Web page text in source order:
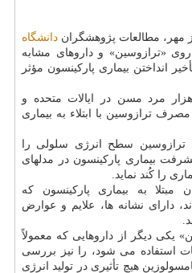
مهر، مطالعات پژوهشگران دانشگاه
«ترازوسین» و داروهای مشابه
انداختن بیماری پارکینسون مؤثر
داده های حدود ۳۰۰ هزار مرد مسن در ایالات متحده و
ترازوسین با ابتلاء به بیماری
ترازوسین سطح انرژی سلولی را
بیماری پارکینسون در مدلهای
را کُند نماید.
مبتلا به بیماری پارکینسون که
دارای نشانه ها، علایم و عوارض
یکی دیگر از داروهایی که معمولاً
استفاده می شود، را نیز بررسی
هیچ تأثیری در تولید انرژی